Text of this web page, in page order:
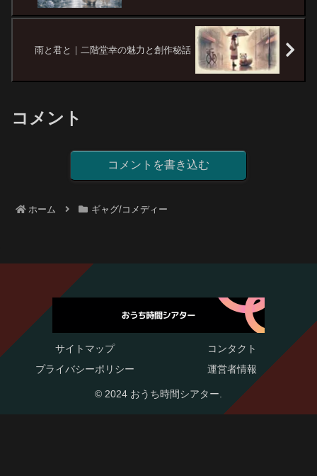
雨と君と｜二階堂幸の魅力と創作秘話
コメント
コメントを書き込む
ホーム ギャグ/コメディー
サイトマップ
コンタクト
プライバシーポリシー
運営者情報
© 2024 おうち時間シアター.